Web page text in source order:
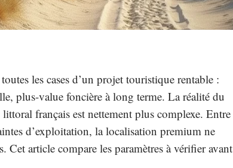
les cases d’un projet touristique rentable :
plus-value foncière à long terme. La réalité du
français est nettement plus complexe. Entre
d’exploitation, la localisation premium ne
Cet article compare les paramètres à vérifier avant